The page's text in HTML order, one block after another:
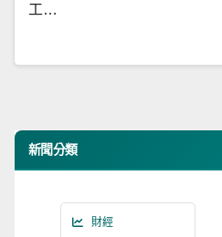
工…
新聞分類
財經